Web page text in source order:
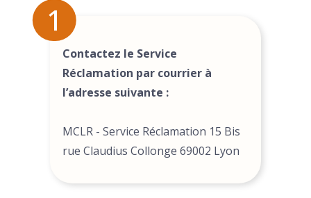
1
Contactez le Service
Réclamation par courrier à
l’adresse suivante :
MCLR - Service Réclamation 15 Bis
rue Claudius Collonge 69002 Lyon